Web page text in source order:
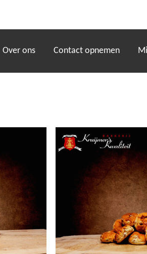
Over ons Contact opnemen